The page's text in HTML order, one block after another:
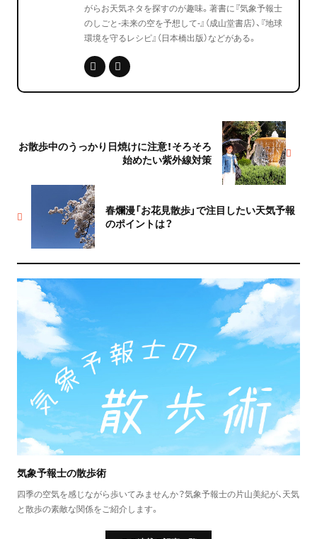
がらお天気ネタを探すのが趣味。著書に『気象予報士
のしごと‐未来の空を予想して‐』（成山堂書店）、『地球
環境を守るレシピ』（日本橋出版）などがある。
春爛漫「お花見散歩」で注目したい天気予報
のポイントは？
お散歩中のうっかり日焼けに注意！そろそろ
始めたい紫外線対策
気象予報士の散歩術
四季の空気を感じながら歩いてみませんか？気象予報士の片山美紀が、天気
と散歩の素敵な関係をご紹介します。